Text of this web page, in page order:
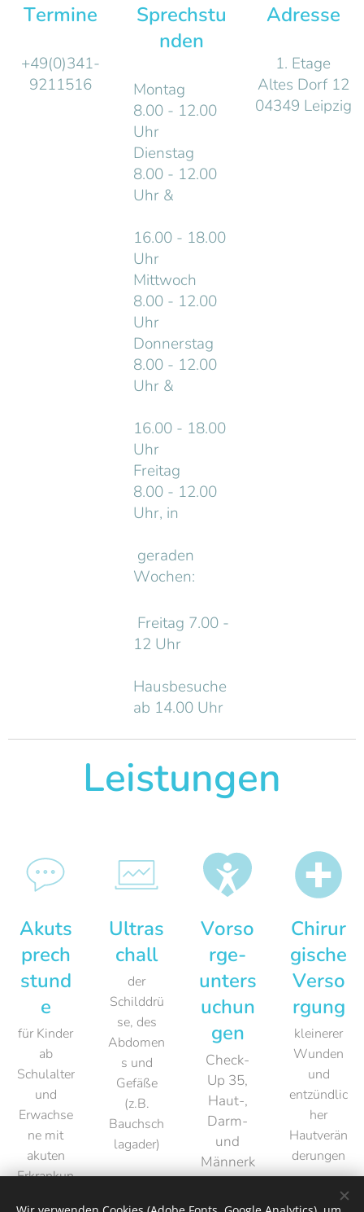
Termine
+49(0)341-
9211516
Sprechstu
nden
Montag
8.00 - 12.00
Uhr
Dienstag
8.00 - 12.00
Uhr &
16.00 - 18.00
Uhr
Mittwoch
8.00 - 12.00
Uhr
Donnerstag
8.00 - 12.00
Uhr &
16.00 - 18.00
Uhr
Freitag
8.00 - 12.00
Uhr, in
geraden
Wochen:
Freitag 7.00 -
12 Uhr
Hausbesuche
ab 14.00 Uhr
Adresse
1. Etage
Altes Dorf 12
04349 Leipzig
Leistungen
Akuts
prech
stund
e
für Kinder
ab
Schulalter
und
Erwachse
ne mit
akuten
Erkrankun
Ultras
chall
der
Schilddrü
se, des
Abdomen
s und
Gefäße
(z.B.
Bauchsch
lagader)
Vorso
rge-
unters
uchun
gen
Check-
Up 35,
Haut-,
Darm-
und
Männerk
rebsvors
orge
Chirur
gische
Verso
rgung
kleinerer
Wunden
und
entzündlic
her
Hautverän
derungen